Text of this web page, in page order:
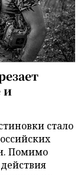
и
стало
Помимо